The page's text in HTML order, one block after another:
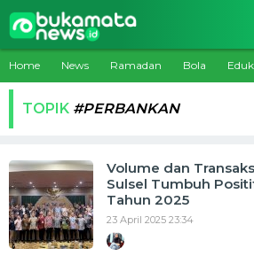
Home News Ramadan Bola
TOPIK #PERBANKAN
Volume dan
Sulsel Tumbuh
Tahun 2025
23 April 2025 23:34